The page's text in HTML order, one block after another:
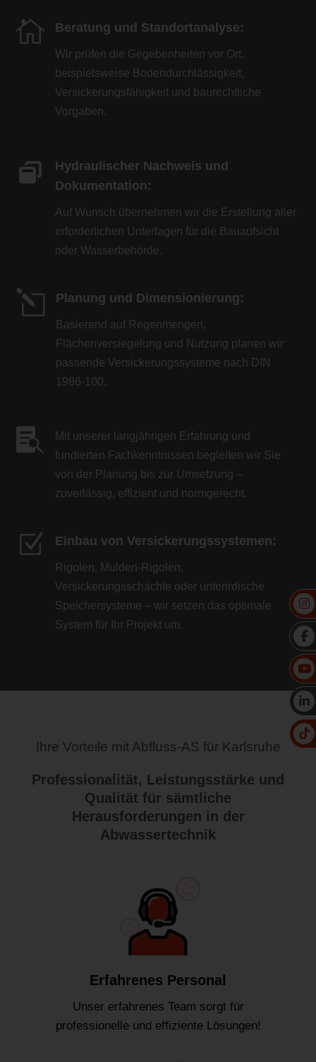
 Beratung und Standortanalyse:
Wir prüfen die Gegebenheiten vor Ort,
beispielsweise Bodendurchlässigkeit,
Versickerungsfähigkeit und baurechtliche
Vorgaben.
Hydraulischer Nachweis und
Dokumentation:
Auf Wunsch übernehmen wir die Erstellung aller
erforderlichen Unterlagen für die Bauaufsicht
oder Wasserbehörde.
l Planung und Dimensionierung:
Basierend auf Regenmengen,
Flächenversiegelung und Nutzung planen wir
passende Versickerungssysteme nach DIN
1986-100.

Mit unserer langjährigen Erfahrung und
fundierten Fachkenntnissen begleiten wir Sie
von der Planung bis zur Umsetzung –
zuverlässig, effizient und normgerecht.
Z Einbau von Versickerungssystemen:
Rigolen, Mulden-Rigolen,
Versickerungsschächte oder unterirdische
Speichersysteme – wir setzen das optimale
System für Ihr Projekt um.
Ihre Vorteile mit Abfluss-AS für Karlsruhe
Professionalität, Leistungsstärke und
Qualität für sämtliche
Herausforderungen in der
Abwassertechnik
Erfahrenes Personal
Unser erfahrenes Team sorgt für
professionelle und effiziente Lösungen!